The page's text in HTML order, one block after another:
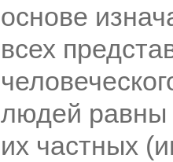
основе
всех
людей равны
их частных